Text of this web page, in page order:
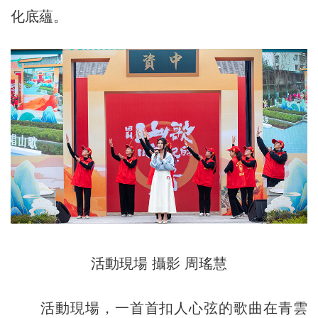
化底蘊。
活動現場 攝影 周瑤慧
活動現場，一首首扣人心弦的歌曲在青雲